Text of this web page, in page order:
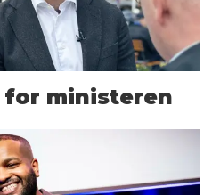
for ministeren